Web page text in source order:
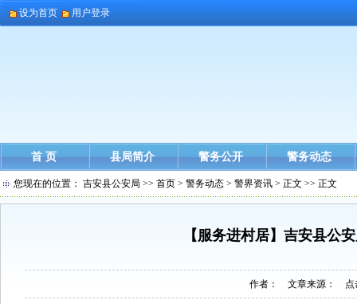
设为首页 用户登录
首 页 县局简介 警务公开 警务动态
您现在的位置： 吉安县公安局 >> 首页 > 警务动态 > 警界资讯 > 正文 >> 正文
【服务进村居】吉安县公
作者： 文章来源： 点